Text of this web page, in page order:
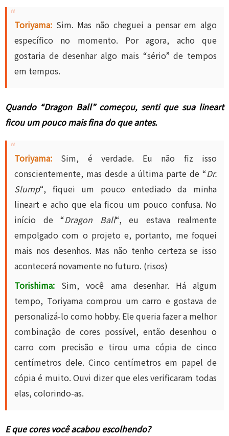
Toriyama: Sim. Mas não cheguei a pensar em algo
específico no momento. Por agora, acho que
gostaria de desenhar algo mais “sério” de tempos
em tempos.
Quando “Dragon Ball” começou, senti que sua lineart
ficou um pouco mais fina do que antes.
Toriyama: Sim, é verdade. Eu não fiz isso
conscientemente, mas desde a última parte de “Dr.
Slump“, fiquei um pouco entediado da minha
lineart e acho que ela ficou um pouco confusa. No
início de “Dragon Ball“, eu estava realmente
empolgado com o projeto e, portanto, me foquei
mais nos desenhos. Mas não tenho certeza se isso
acontecerá novamente no futuro. (risos)
Torishima: Sim, você ama desenhar. Há algum
tempo, Toriyama comprou um carro e gostava de
personalizá-lo como hobby. Ele queria fazer a melhor
combinação de cores possível, então desenhou o
carro com precisão e tirou uma cópia de cinco
centímetros dele. Cinco centímetros em papel de
cópia é muito. Ouvi dizer que eles verificaram todas
elas, colorindo-as.
E que cores você acabou escolhendo?